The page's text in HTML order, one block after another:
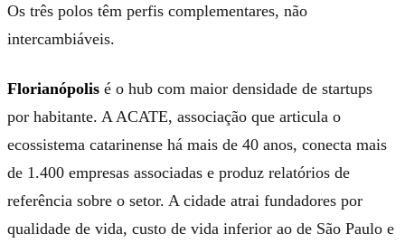
Os três polos têm perfis complementares, não
intercambiáveis.
Florianópolis é o hub com maior densidade de startups
por habitante. A ACATE, associação que articula o
ecossistema catarinense há mais de 40 anos, conecta mais
de 1.400 empresas associadas e produz relatórios de
referência sobre o setor. A cidade atrai fundadores por
qualidade de vida, custo de vida inferior ao de São Paulo e